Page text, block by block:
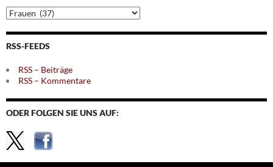
Archiv
nach
Themen
RSS-FEEDS
RSS – Beiträge
RSS – Kommentare
ODER FOLGEN SIE UNS AUF: